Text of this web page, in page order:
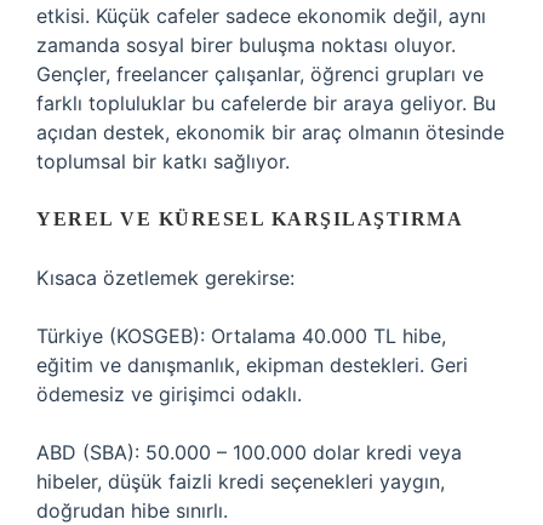
etkisi. Küçük cafeler sadece ekonomik değil, aynı
zamanda sosyal birer buluşma noktası oluyor.
Gençler, freelancer çalışanlar, öğrenci grupları ve
farklı topluluklar bu cafelerde bir araya geliyor. Bu
açıdan destek, ekonomik bir araç olmanın ötesinde
toplumsal bir katkı sağlıyor.
YEREL VE KÜRESEL KARŞILAŞTIRMA
Kısaca özetlemek gerekirse:
Türkiye (KOSGEB): Ortalama 40.000 TL hibe,
eğitim ve danışmanlık, ekipman destekleri. Geri
ödemesiz ve girişimci odaklı.
ABD (SBA): 50.000 – 100.000 dolar kredi veya
hibeler, düşük faizli kredi seçenekleri yaygın,
doğrudan hibe sınırlı.